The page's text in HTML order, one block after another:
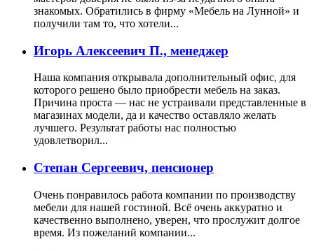
знакомых. Обратились в фирму «Мебель на Лунной» и
получили там то, что хотели...
Игорь Алексеевич П., менеджер
Наша компания открывала дополнительный офис, для
которого решено было приобрести мебель на заказ.
Причина проста — нас не устраивали представленные в
магазинах модели, да и качество оставляло желать
лучшего. Результат работы нас полностью
удовлетворил...
Степан Сергеевич, пенсионер
Очень понравилось работа компании по производству
мебели для нашей гостиной. Всё очень аккуратно и
качественно выполнено, уверен, что прослужит долгое
время. Из пожеланий компании...